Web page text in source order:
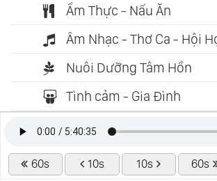
60s 10s 10s 60s
Ẩm Thực - Nấu Ăn
Âm Nhạc - Thơ Ca - Hội
Nuôi Dưỡng Tâm Hồn
Tình cảm - Gia Đình
Trẻ Em - Thiếu Nhi
Tuổi Học Trò